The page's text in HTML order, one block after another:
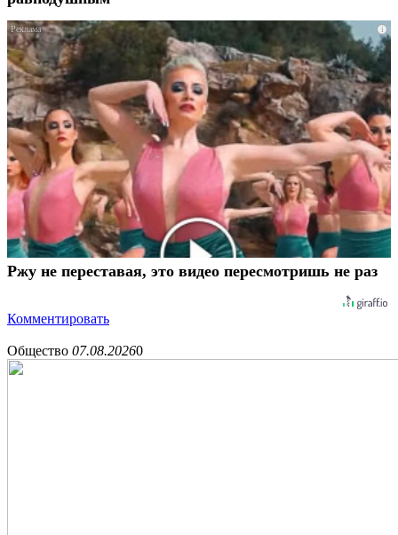
i
Ржу не переставая, это видео пересмотришь не раз
Комментировать
Общество 07.08.20260